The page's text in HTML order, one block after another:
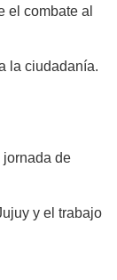
el combate al
la ciudadanía.
jornada de
y el trabajo